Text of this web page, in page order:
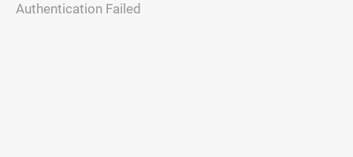
Authentication Failed